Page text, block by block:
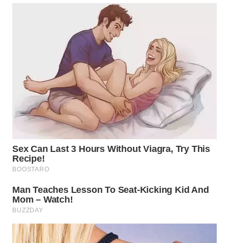
BOGOR
WN
DEPOK
WN
TAPANULI
UTARA
WN
SAMOSIR
WN
PADANG